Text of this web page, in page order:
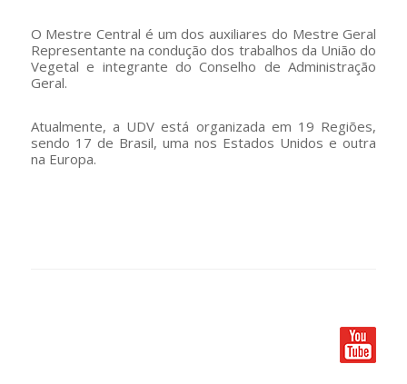
O Mestre Central é um dos auxiliares do Mestre Geral
Representante na condução dos trabalhos da União do
Vegetal e integrante do Conselho de Administração
Geral.
Atualmente, a UDV está organizada em 19 Regiões,
sendo 17 de Brasil, uma nos Estados Unidos e outra
na Europa.